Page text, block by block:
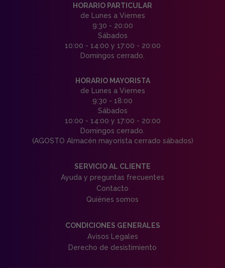
HORARIO PARTICULAR
de Lunes a Viernes
9:30 - 20:00
Sábados
10:00 - 14:00 y 17:00 - 20:00
Domingos cerrado.
HORARIO MAYORISTA
de Lunes a Viernes
9:30 - 18:00
Sábados
10:00 - 14:00 y 17:00 - 20:00
Domingos cerrado.
(AGOSTO Almacén mayorista cerrado sábados)
SERVICIO AL CLIENTE
Ayuda y preguntas frecuentes
Contacto
Quiénes somos
CONDICIONES GENERALES
Avisos Legales
Derecho de desistimiento